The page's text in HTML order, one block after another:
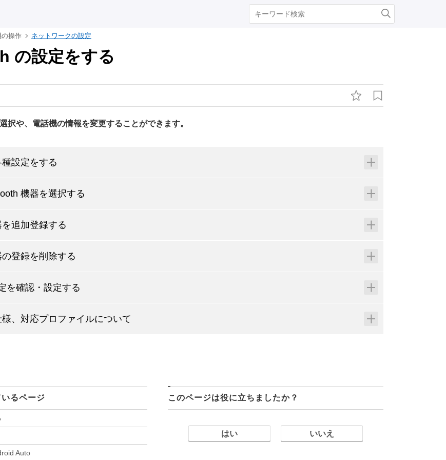
の操作 ネットワークの設定
の設定をする
択や、電話機の情報を変更することができます。
設定をする
機器を選択する
追加登録する
登録を削除する
を確認・設定する
、対応プロファイルについて
るページ
Auto
このページは役に立ちましたか？
はい いいえ